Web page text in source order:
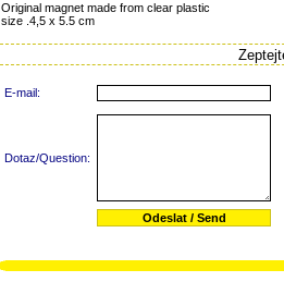
Original magnet made from clear plastic
size .4,5 x 5.5 cm
E-mail:
Dotaz/Question: